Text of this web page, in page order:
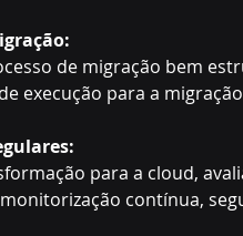
de migração bem
execução para a
para a cloud,
contínua,